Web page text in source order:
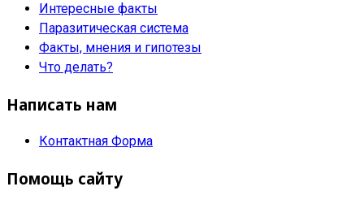
Интересные факты
Паразитическая система
Факты, мнения и гипотезы
Что делать?
Написать нам
Контактная Форма
Помощь сайту